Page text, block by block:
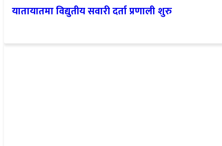
यातायातमा विद्युतीय सवारी दर्ता प्रणाली शुरु